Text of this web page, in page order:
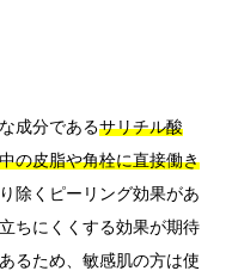
成分であるサリチル酸
の皮脂や角栓に直接働き
除くピーリング効果があ
ちにくくする効果が期待
るため、敏感肌の方は使